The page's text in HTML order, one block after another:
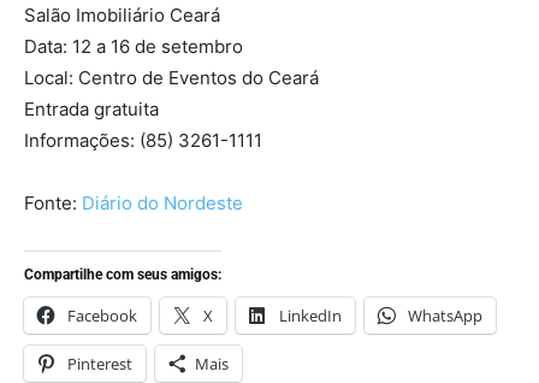
Salão Imobiliário Ceará
Data: 12 a 16 de setembro
Local: Centro de Eventos do Ceará
Entrada gratuita
Informações: (85) 3261-1111
Fonte: Diário do Nordeste
Compartilhe com seus amigos:
Facebook X LinkedIn WhatsApp
Pinterest Mais